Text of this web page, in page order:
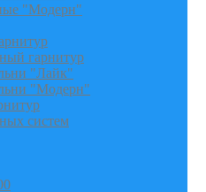
"Модерн"
гарнитур
"Лайк"
"Модерн"
систем